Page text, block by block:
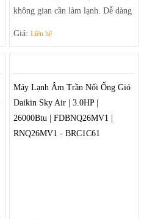
không gian cần làm lạnh. Dễ dàng
giúp điều tiết luồng gió ra khỏi
máy theo luồng tối ưu và trải rộng
để khí mát có thể đến tận những
góc phòng xa nhất.
Giá: Liên hệ
Máy Lạnh Âm Trần Nối Ống Gió
Daikin Sky Air | 3.0HP |
26000Btu | FDBNQ26MV1 |
RNQ26MV1 - BRC1C61